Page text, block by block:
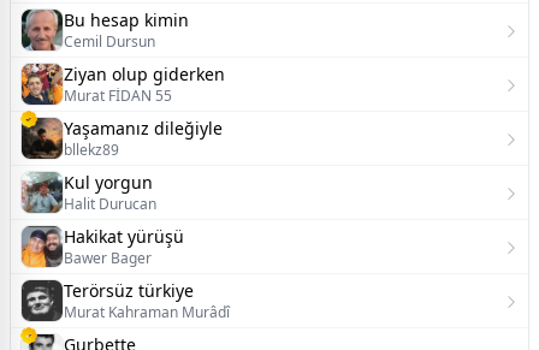
Bu hesap kimin
Cemil Dursun
Ziyan olup giderken
Murat FİDAN 55
Yaşamanız dileğiyle
bllekz89
Kul yorgun
Halit Durucan
Hakikat yürüşü
Bawer Bager
Terörsüz türkiye
Murat Kahraman Murâdî
Gurbette